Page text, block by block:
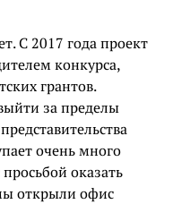
С 2017 года проект
конкурса,
грантов.
за пределы
очень много
оказать
открыли офис